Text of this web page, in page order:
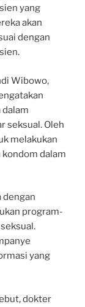
yang
akan
dengan
Wibowo,
dalam
seksual. Oleh
melakukan
dalam
dengan
program-
yang
dokter